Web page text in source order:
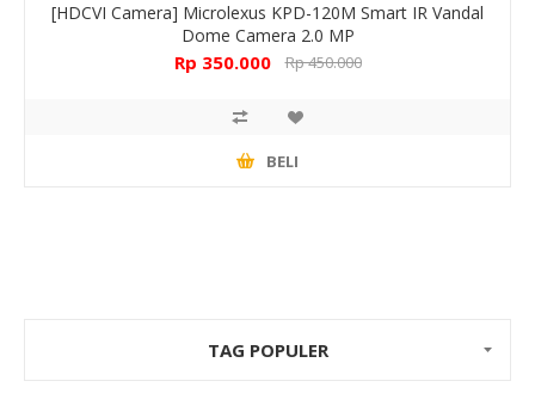
[HDCVI Camera] Microlexus KPD-120M Smart IR Vandal
Dome Camera 2.0 MP
Rp 350.000 Rp 450.000
BELI
TAG POPULER